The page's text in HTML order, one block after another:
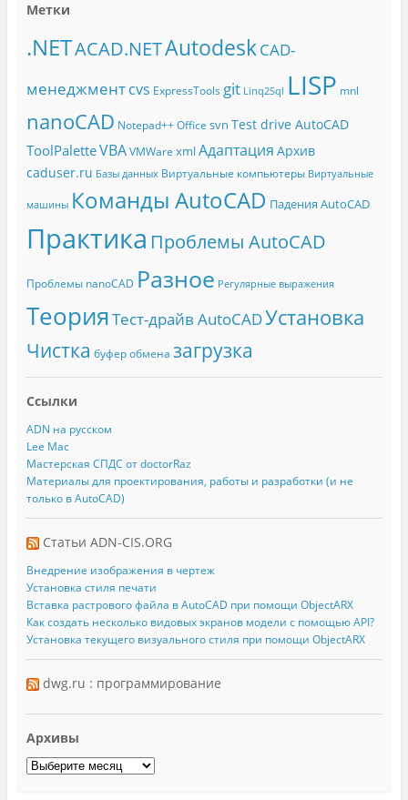
Метки
.NETACAD.NETAutodeskCAD-
менеджмент cvs ExpressTools git Linq2Sql LISP mnl
nanoCAD Notepad++ Office svn Test drive AutoCAD
ToolPaletteVBA VMWare xmlАдаптация Архив
caduser.ru Базы данных Виртуальные компьютеры Виртуальные
машины Команды AutoCAD Падения AutoCAD
Практика Проблемы AutoCAD
Проблемы nanoCAD Разное Регулярные выражения
ТеорияТест-драйв AutoCADУстановка
Чистка буфер обмена загрузка
Ссылки
ADN на русском
Lee Mac
Мастерская СПДС от doctorRaz
Материалы для проектирования, работы и разработки (и не
только в AutoCAD)
Статьи ADN-CIS.ORG
Внедрение изображения в чертеж
Установка стиля печати
Вставка растрового файла в AutoCAD при помощи ObjectARX
Как создать несколько видовых экранов модели с помощью API?
Установка текущего визуального стиля при помощи ObjectARX
dwg.ru : программирование
Архивы